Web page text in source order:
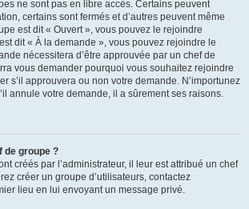
ne sont pas en libre accès. Certains peuvent
certains sont fermés et d’autres peuvent même
est dit « Ouvert », vous pouvez le rejoindre
dit « À la demande », vous pouvez rejoindre le
nécessitera d’être approuvée par un chef de
vous demander pourquoi vous souhaitez rejoindre
s’il approuvera ou non votre demande. N’importunez
annule votre demande, il a sûrement ses raisons.
de groupe ?
créés par l’administrateur, il leur est attribué un chef
créer un groupe d’utilisateurs, contactez
lieu en lui envoyant un message privé.